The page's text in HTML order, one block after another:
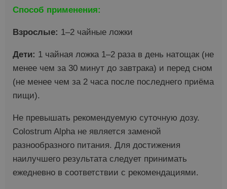
Способ применения:
Взрослые: 1–2 чайные ложки
Дети: 1 чайная ложка 1–2 раза в день натощак (не
менее чем за 30 минут до завтрака) и перед сном
(не менее чем за 2 часа после последнего приёма
пищи).
Не превышать рекомендуемую суточную дозу.
Colostrum Alpha не является заменой
разнообразного питания. Для достижения
наилучшего результата следует принимать
ежедневно в соответствии с рекомендациями.